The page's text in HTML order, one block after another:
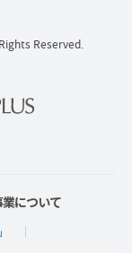
Reserved.
について